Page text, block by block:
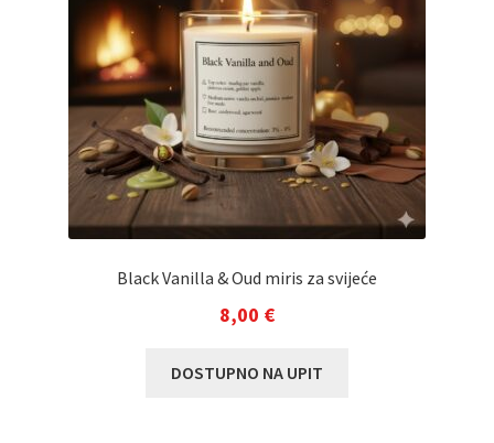
odabrati
na
stranici
proizvoda
Black Vanilla & Oud miris za svijeće
8,00 €
DOSTUPNO NA UPIT